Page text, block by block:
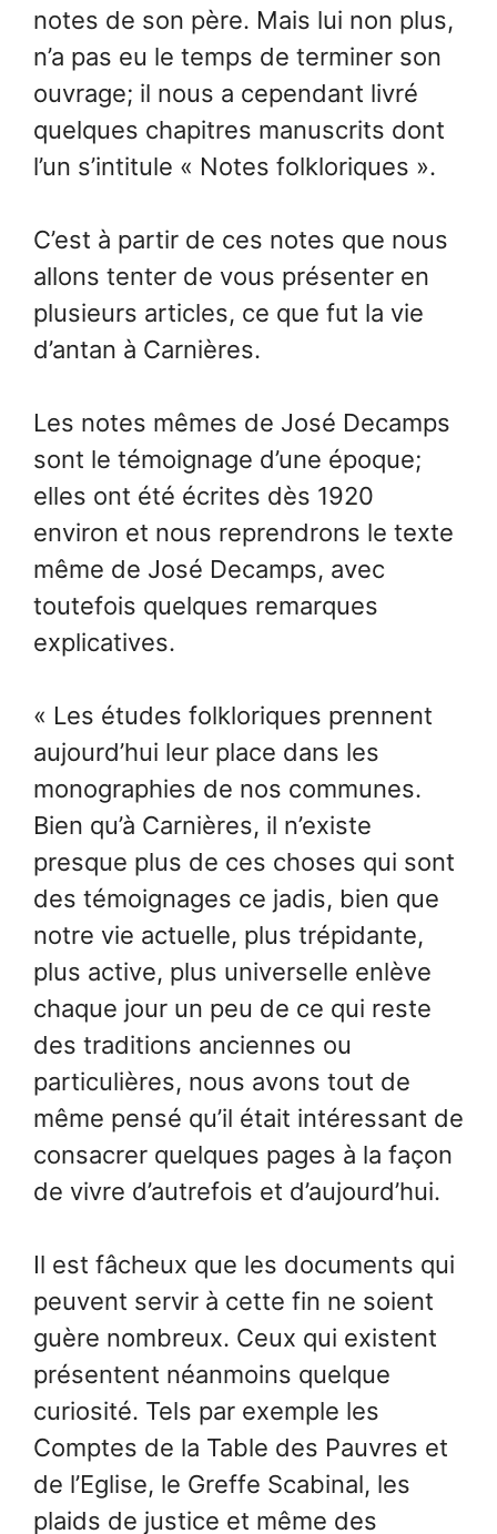
notes de son père. Mais lui non plus,
n’a pas eu le temps de terminer son
ouvrage; il nous a cependant livré
quelques chapitres manuscrits dont
l’un s’intitule « Notes folkloriques ».
C’est à partir de ces notes que nous
allons tenter de vous présenter en
plusieurs articles, ce que fut la vie
d’antan à Carnières.
Les notes mêmes de José Decamps
sont le témoignage d’une époque;
elles ont été écrites dès 1920
environ et nous reprendrons le texte
même de José Decamps, avec
toutefois quelques remarques
explicatives.
« Les études folkloriques prennent
aujourd’hui leur place dans les
monographies de nos communes.
Bien qu’à Carnières, il n’existe
presque plus de ces choses qui sont
des témoignages ce jadis, bien que
notre vie actuelle, plus trépidante,
plus active, plus universelle enlève
chaque jour un peu de ce qui reste
des traditions anciennes ou
particulières, nous avons tout de
même pensé qu’il était intéressant de
consacrer quelques pages à la façon
de vivre d’autrefois et d’aujourd’hui.
Il est fâcheux que les documents qui
peuvent servir à cette fin ne soient
guère nombreux. Ceux qui existent
présentent néanmoins quelque
curiosité. Tels par exemple les
Comptes de la Table des Pauvres et
de l’Eglise, le Greffe Scabinal, les
plaids de justice et même des